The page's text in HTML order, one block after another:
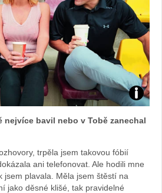
Foto:
archiv
nejvíce bavil nebo v Tobě zanechal
trpěla jsem takovou fóbií
ani telefonovat. Ale hodili mne
jsem plavala. Měla jsem štěstí na
jako děsné klišé, tak pravidelné